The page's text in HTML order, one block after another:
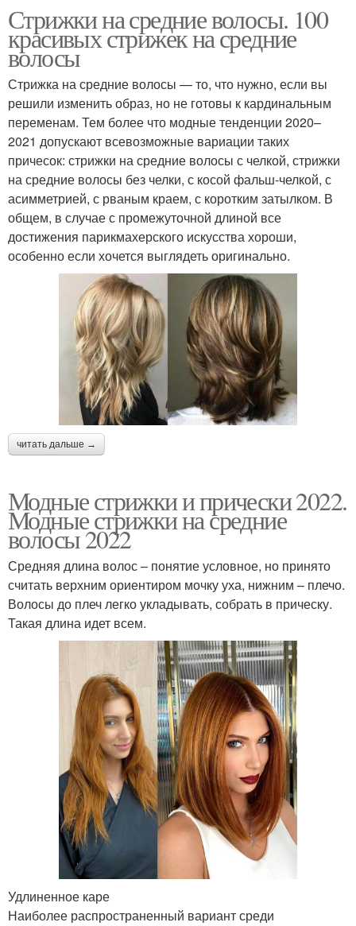
Стрижки на средние волосы. 100
красивых стрижек на средние
волосы
Стрижка на средние волосы — то, что нужно, если вы
решили изменить образ, но не готовы к кардинальным
переменам. Тем более что модные тенденции 2020–
2021 допускают всевозможные вариации таких
причесок: стрижки на средние волосы с челкой, стрижки
на средние волосы без челки, с косой фальш-челкой, с
асимметрией, с рваным краем, с коротким затылком. В
общем, в случае с промежуточной длиной все
достижения парикмахерского искусства хороши,
особенно если хочется выглядеть оригинально.
читать дальше →
Модные стрижки и прически 2022.
Модные стрижки на средние
волосы 2022
Средняя длина волос – понятие условное, но принято
считать верхним ориентиром мочку уха, нижним – плечо.
Волосы до плеч легко укладывать, собрать в прическу.
Такая длина идет всем.
Удлиненное каре
Наиболее распространенный вариант среди